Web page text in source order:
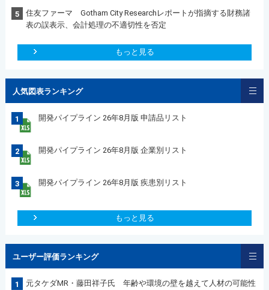
5
住友ファーマ Gotham City Researchレポートが指摘する財務諸
表の誤表示、会計処理の不適切性を否定
もっと見る
人気図表ランキング
1 開発パイプライン 26年8月版 申請品リスト
2 開発パイプライン 26年8月版 企業別リスト
3 開発パイプライン 26年8月版 疾患別リスト
もっと見る
ユーザー評価ランキング
1
元タケダMR・藤田祥子氏 年齢や環境の壁を越えて人材の可能性